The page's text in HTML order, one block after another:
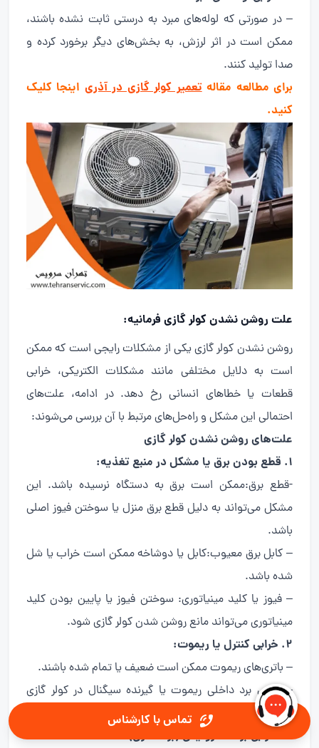
– در صورتی که لوله‌های مبرد به درستی ثابت نشده باشند،
ممکن است در اثر لرزش، به بخش‌های دیگر برخورد کرده و
صدا تولید کنند.
برای مطالعه مقاله تعمیر کولر گازی در آذری اینجا کلیک
کنید.
علت روشن نشدن کولر گازی فرمانیه:
روشن نشدن کولر گازی یکی از مشکلات رایجی است که ممکن
است به دلایل مختلفی مانند مشکلات الکتریکی، خرابی
قطعات یا خطاهای انسانی رخ دهد. در ادامه، علت‌های
احتمالی این مشکل و راه‌حل‌های مرتبط با آن بررسی می‌شوند:
علت‌های روشن نشدن کولر گازی
1. قطع بودن برق یا مشکل در منبع تغذیه:
-قطع برق:ممکن است برق به دستگاه نرسیده باشد. این
مشکل می‌تواند به دلیل قطع برق منزل یا سوختن فیوز اصلی
باشد.
– کابل برق معیوب:کابل یا دوشاخه ممکن است خراب یا شل
شده باشد.
– فیوز یا کلید مینیاتوری: سوختن فیوز یا پایین بودن کلید
مینیاتوری می‌تواند مانع روشن شدن کولر گازی شود.
2. خرابی کنترل یا ریموت:
– باتری‌های ریموت ممکن است ضعیف یا تمام شده باشند.
– خرابی برد داخلی ریموت یا گیرنده سیگنال در کولر گازی
می‌تواند دلیل روشن نشدن دستگاه باشد.
3. خرابی برد الکترونیکی (برد کنترل):
تماس با کارشناس